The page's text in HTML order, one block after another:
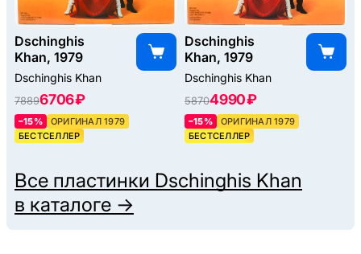
Dschinghis
Khan, 1979
Dschinghis Khan
78896706 ₽
–15%
ОРИГИНАЛ 1979
БЕСТСЕЛЛЕР
Dschinghis
Khan, 1979
Dschinghis Khan
58704990 ₽
–15%
ОРИГИНАЛ 1979
БЕСТСЕЛЛЕР
Все пластинки Dschinghis Khan
в каталоге →